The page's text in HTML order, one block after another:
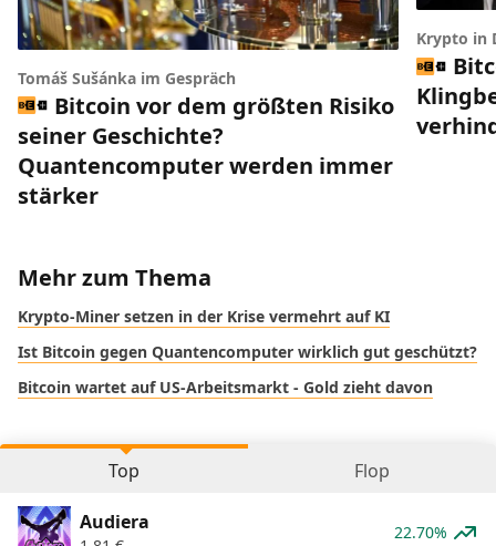
Tomáš Sušánka im Gespräch
Bitcoin vor dem größten Risiko
seiner Geschichte?
Quantencomputer werden immer
stärker
Krypto in
Mehr zum Thema
Krypto-Miner setzen in der Krise vermehrt auf KI
Ist Bitcoin gegen Quantencomputer wirklich gut geschützt?
Bitcoin wartet auf US-Arbeitsmarkt - Gold zieht davon
Top Flop
Audiera 22.70%